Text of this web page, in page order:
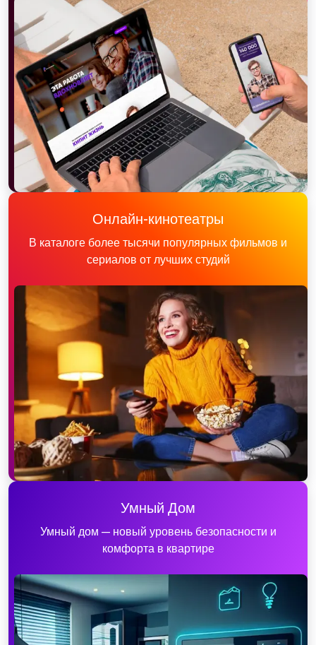
Онлайн-кинотеатры
В каталоге более тысячи популярных фильмов и
сериалов от лучших студий
Умный Дом
Умный дом — новый уровень безопасности и
комфорта в квартире